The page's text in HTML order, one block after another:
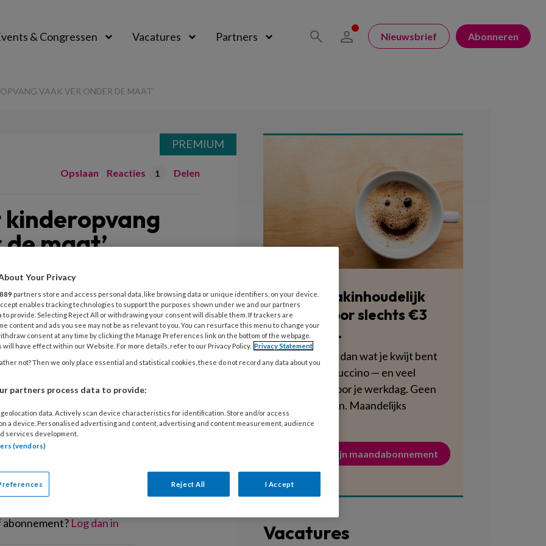
& Congressen Vacatures Partners Nieuwsbrief Abonneren
VAAK VER ONDER DE MAAT’
Opslaan Reacties 1 Delen
maat’
is vaak ver onder de maat.
van koolstofdioxide
van de Technische Universiteit
verminderde ontwikkeling van
lezen?
lees 2 artikelen gratis per maand
Log dan in
PREMIUM
Blijf vakinhoudelijk
scherp voor slechts €3
per week.
Dat is minder dan wat je kwijt bent
aan een cappuccino — en veel
voedzamer voor je werkdag. Geen
verplichtingen. Maandelijks
opzegbaar.
Activeer mijn maandabonnement
Vacatures
Your Privacy
889 partners store and access personal data, like browsing data or unique identifiers, on your device.
enables tracking technologies to support the purposes shown under we and our partners
to provide. Selecting Reject All or withdrawing your consent will disable them. If trackers are
content and ads you see may not be as relevant to you. You can resurface this menu to change your
consent at any time by clicking the Manage Preferences link on the bottom of the webpage.
will have effect within our Website. For more details, refer to our Privacy Policy. Privacy Statement
not? Then we only place essential and statistical cookies, these do not record any data about you
partners process data to provide:
data. Actively scan device characteristics for identification. Store and/or access
a device. Personalised advertising and content, advertising and content measurement, audience
services development.
(vendors)
Reject All I Accept